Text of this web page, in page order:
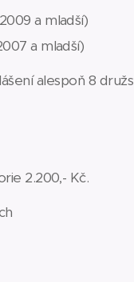
a mladší)
a mladší)
alespoň 8
2.200,- Kč.